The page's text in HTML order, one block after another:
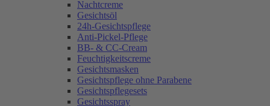
Nachtcreme
Gesichtsöl
24h-Gesichtspflege
Anti-Pickel-Pflege
BB- & CC-Cream
Feuchtigkeitscreme
Gesichtsmasken
Gesichtspflege ohne Parabene
Gesichtspflegesets
Gesichtsspray